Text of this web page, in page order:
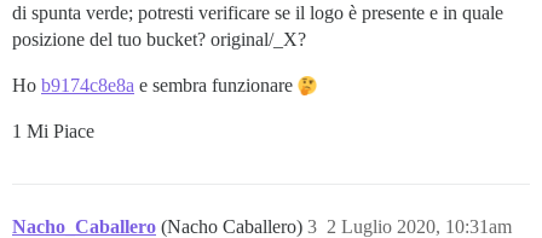
di spunta verde; potresti verificare se il logo è presente e in quale
posizione del tuo bucket? original/_X?
Ho b9174c8e8a e sembra funzionare
1 Mi Piace
Nacho_Caballero (Nacho Caballero) 2 Luglio 2020, 10:31am
3